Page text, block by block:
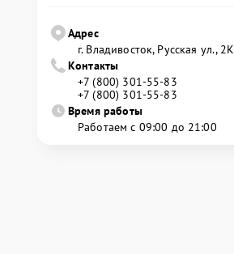
Адрес
г. Владивосток, Русская ул., 2К
Контакты
+7 (800) 301-55-83
+7 (800) 301-55-83
Время работы
Работаем с 09:00 до 21:00